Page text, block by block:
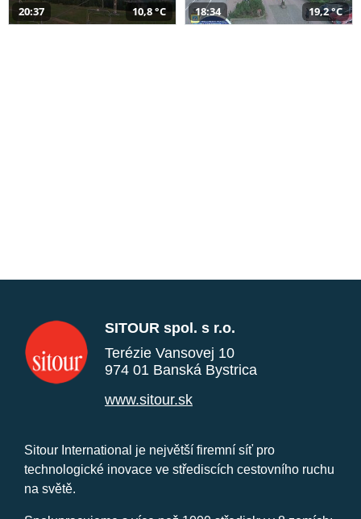
20:37 10,8 °C 18:34 19,2 °C
SITOUR spol. s r.o.
Terézie Vansovej 10
974 01 Banská Bystrica
www.sitour.sk
Sitour International je největší firemní síť pro
technologické inovace ve střediscích cestovního ruchu
na světě.